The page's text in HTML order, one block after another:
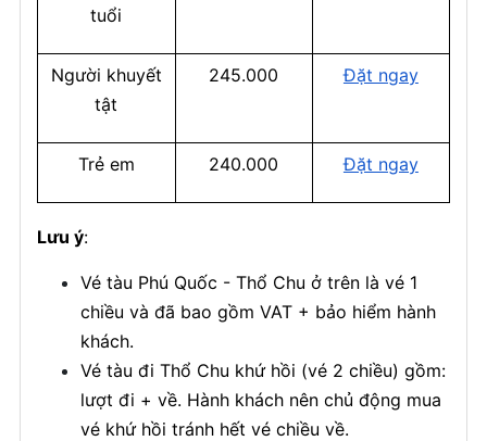
tuổi
Người khuyết
tật
245.000 Đặt ngay
Trẻ em 240.000 Đặt ngay
Lưu ý:
Vé tàu Phú Quốc - Thổ Chu ở trên là vé 1
chiều và đã bao gồm VAT + bảo hiểm hành
khách.
Vé tàu đi Thổ Chu khứ hồi (vé 2 chiều) gồm:
lượt đi + về. Hành khách nên chủ động mua
vé khứ hồi tránh hết vé chiều về.